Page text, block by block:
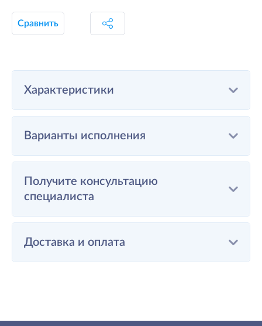
Сравнить
Характеристики
Варианты исполнения
Получите консультацию
специалиста
Доставка и оплата